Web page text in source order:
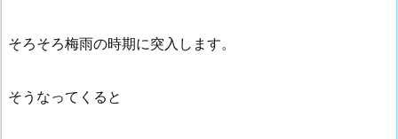
そろそろ梅雨の時期に突入します。
そうなってくると